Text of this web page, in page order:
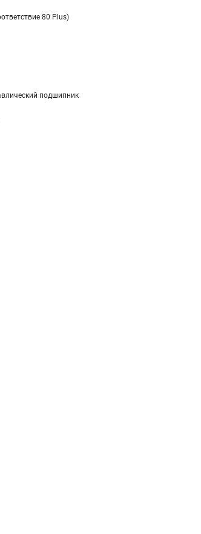
80 Plus)
подшипник